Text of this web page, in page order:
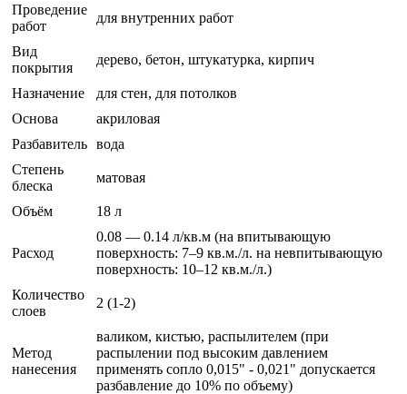
Проведение
работ
для внутренних работ
Вид
покрытия
дерево, бетон, штукатурка, кирпич
Назначение
для стен, для потолков
Основа
акриловая
Разбавитель вода
Степень
блеска
матовая
Объём 18 л
Расход
0.08 — 0.14 л/кв.м (на впитывающую
поверхность: 7–9 кв.м./л. на невпитывающую
поверхность: 10–12 кв.м./л.)
Количество
слоев
2 (1-2)
Метод
нанесения
валиком, кистью, распылителем (при
распылении под высоким давлением
применять сопло 0,015" - 0,021" допускается
разбавление до 10% по объему)